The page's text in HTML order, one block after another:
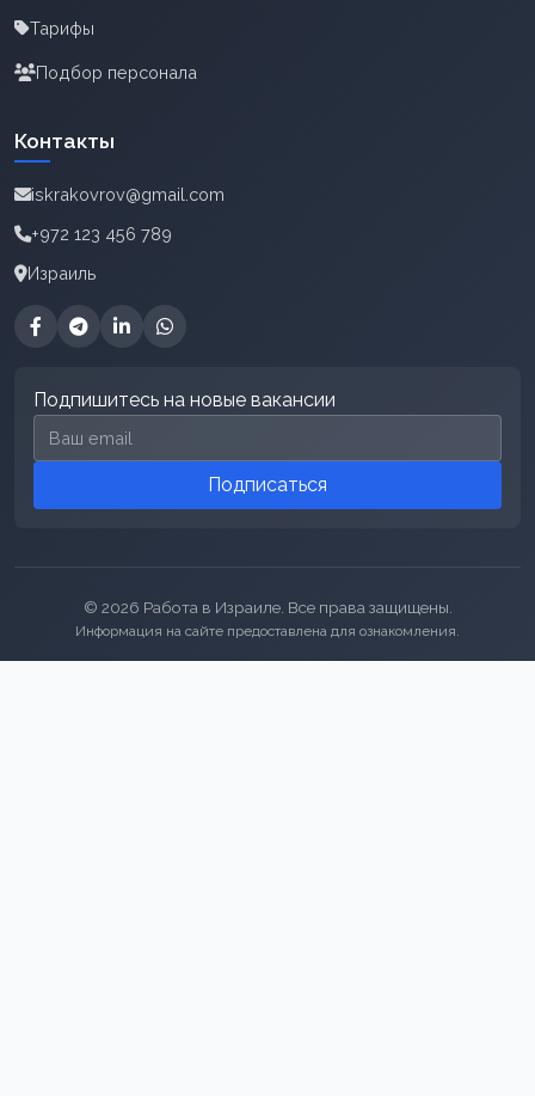
Тарифы
Подбор персонала
Контакты
iskrakovrov@gmail.com
+972 123 456 789
Израиль
Подпишитесь на новые вакансии
Email для подписки
Подписаться
© 2026 Работа в Израиле. Все права защищены.
Информация на сайте предоставлена для ознакомления.